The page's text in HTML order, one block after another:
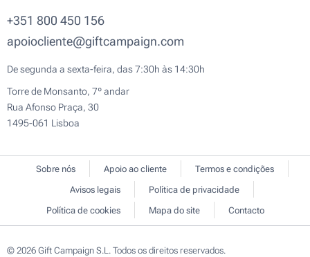
+351 800 450 156
apoiocliente@giftcampaign.com
De segunda a sexta-feira, das 7:30h às 14:30h
Torre de Monsanto, 7º andar
Rua Afonso Praça, 30
1495-061 Lisboa
Sobre nós Apoio ao cliente
Termos e condições
Avisos legais
Política de privacidade
Política de cookies
Mapa do site Contacto
© 2026 Gift Campaign S.L. Todos os direitos reservados.